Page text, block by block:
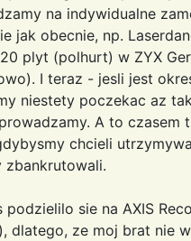
na indywidualne
jak obecnie, np.
plyt (polhurt) w ZYX
I teraz - jesli jest
niestety poczekac az
A to czasem
chcieli
zbankrutowali.
podzielilo sie na AXIS
dlatego, ze moj brat nie